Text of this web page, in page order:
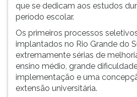
tecla
depois
Pressione
para
que se dedicam aos estudos
período escolar.
Os primeiros processos
implantados no Rio Grande do
extremamente sérias de
ensino médio, grande
implementação e uma
extensão universitária.